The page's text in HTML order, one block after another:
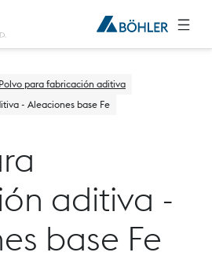
Polvo para fabricación aditiva
- Aleaciones base Fe
aditiva -
base Fe